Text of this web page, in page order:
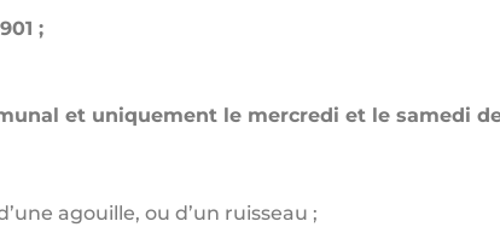
;
et uniquement le mercredi et le samedi
agouille, ou d’un ruisseau ;